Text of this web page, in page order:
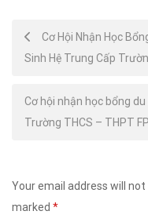
Post
navigation
Cơ Hội Nhận Học
Sinh Hệ Trung Cấp
Cơ hội nhận học bổng
Trường THCS – THPT
Your email address will not
marked *